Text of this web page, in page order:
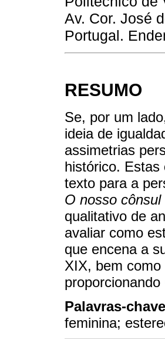
Av. Cor. José
Portugal.
RESUMO
Se, por um
ideia de
assimetrias
histórico. Estas
texto para a
O nosso
qualitativo de
avaliar como
que encena a
XIX, bem como
Palavras-
feminina;